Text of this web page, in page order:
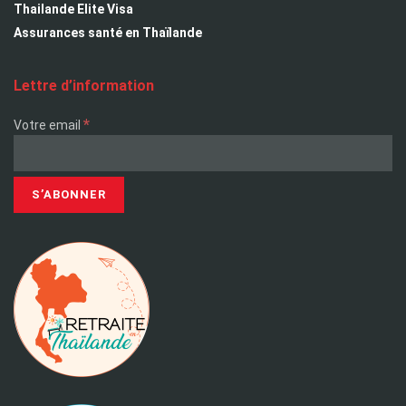
Thailande Elite Visa
Assurances santé en Thaïlande
Lettre d’information
Votre email *